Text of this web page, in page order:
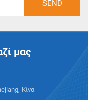
μας
Κίνα